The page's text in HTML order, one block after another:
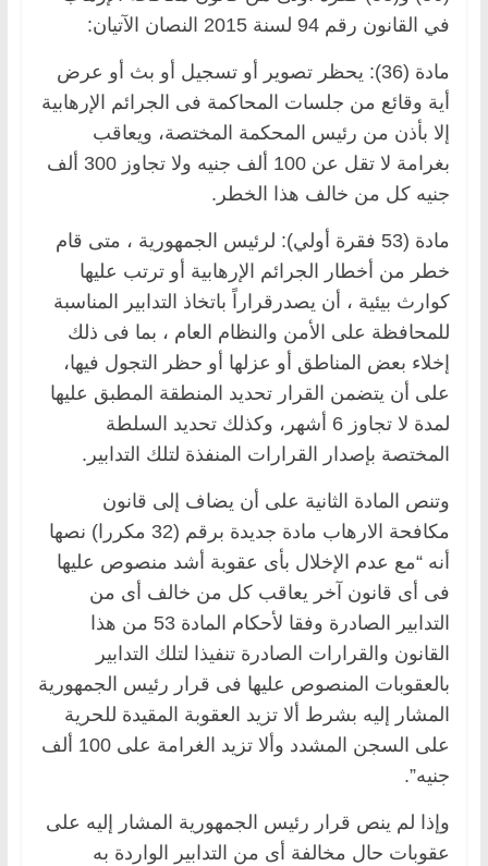
في القانون رقم 94 لسنة 2015 النصان الآتيان:
مادة (36): يحظر تصوير أو تسجيل أو بث أو عرض
أية وقائع من جلسات المحاكمة فى الجرائم الإرهابية
إلا بأذن من رئيس المحكمة المختصة، ويعاقب
بغرامة لا تقل عن 100 ألف جنيه ولا تجاوز 300 ألف
جنيه كل من خالف هذا الخطر.
مادة (53 فقرة أولي): لرئيس الجمهورية ، متى قام
خطر من أخطار الجرائم الإرهابية أو ترتب عليها
كوارث بيئية ، أن يصدرقراراً باتخاذ التدابير المناسبة
للمحافظة على الأمن والنظام العام ، بما فى ذلك
إخلاء بعض المناطق أو عزلها أو حظر التجول فيها،
على أن يتضمن القرار تحديد المنطقة المطبق عليها
لمدة لا تجاوز 6 أشهر، وكذلك تحديد السلطة
المختصة بإصدار القرارات المنفذة لتلك التدابير.
وتنص المادة الثانية على أن يضاف إلى قانون
مكافحة الارهاب مادة جديدة برقم (32 مكررا) نصها
أنه “مع عدم الإخلال بأى عقوبة أشد منصوص عليها
فى أى قانون آخر يعاقب كل من خالف أى من
التدابير الصادرة وفقا لأحكام المادة 53 من هذا
القانون والقرارات الصادرة تنفيذا لتلك التدابير
بالعقوبات المنصوص عليها فى قرار رئيس الجمهورية
المشار إليه بشرط ألا تزيد العقوبة المقيدة للحرية
على السجن المشدد وألا تزيد الغرامة على 100 ألف
جنيه”.
وإذا لم ينص قرار رئيس الجمهورية المشار إليه على
عقوبات حال مخالفة أى من التدابير الواردة به